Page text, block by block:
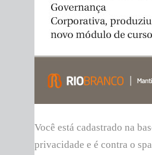
Você está cadastrado na
privacidade e é contra o